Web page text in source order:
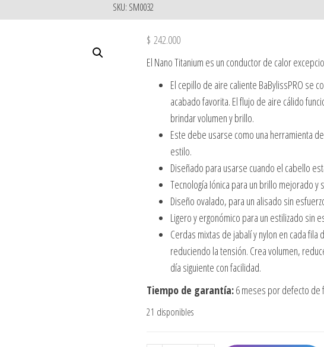
SKU: SM0032
$ 242.000
El Nano Titanium es un conductor de calor
El cepillo de aire caliente BaBylissPRO se
acabado favorita. El flujo de aire cálido
brindar volumen y brillo.
Este debe usarse como una herramienta
estilo.
Diseñado para usarse cuando el cabello
Tecnología Iónica para un brillo mejorado y
Diseño ovalado, para un alisado sin
Ligero y ergonómico para un estilizado sin
Cerdas mixtas de jabalí y nylon en cada
reduciendo la tensión. Crea volumen,
día siguiente con facilidad.
Tiempo de garantía:6 meses por defecto de
21 disponibles